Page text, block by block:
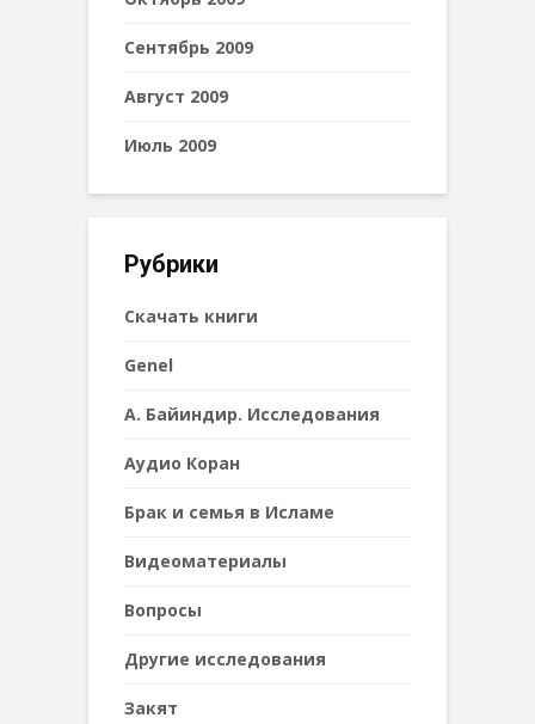
Сентябрь 2009
Август 2009
Июль 2009
Рубрики
Cкачать книги
Genel
А. Байиндир. Исследования
Аудио Коран
Брак и семья в Исламе
Видеоматериалы
Вопросы
Другие исследования
Закят